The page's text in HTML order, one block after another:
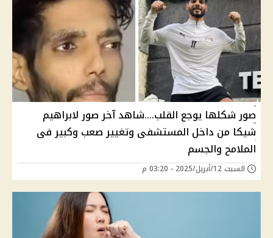
صور شكلها يوجع القلب....شاهد آخر صور لابراهيم
شيكا من داخل المستشفى وتغيير صعب وكبير فى
الملامح والجسم
السبت 12/أبريل/2025 - 03:20 م